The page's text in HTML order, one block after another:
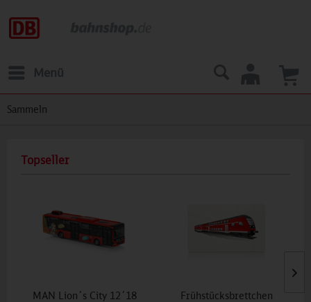
Menü
Sammeln
Topseller
MAN Lion´s City 12´18
Frühstücksbrettchen